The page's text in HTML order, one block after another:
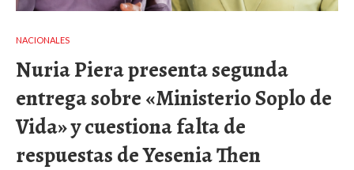
NACIONALES
Nuria Piera presenta segunda
entrega sobre «Ministerio Soplo de
Vida» y cuestiona falta de
respuestas de Yesenia Then